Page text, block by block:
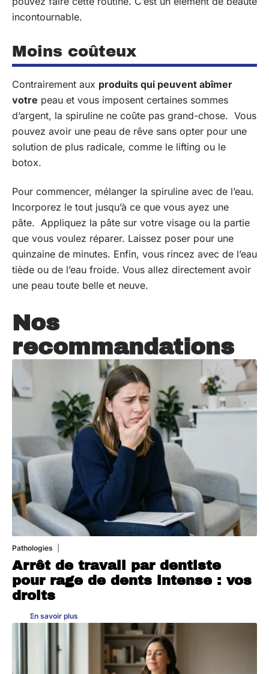
incontournable.
Moins coûteux
Contrairement aux produits qui peuvent abîmer
votre peau et vous imposent certaines sommes
d’argent, la spiruline ne coûte pas grand-chose. Vous
pouvez avoir une peau de rêve sans opter pour une
solution de plus radicale, comme le lifting ou le
botox.
Pour commencer, mélanger la spiruline avec de l’eau.
Incorporez le tout jusqu’à ce que vous ayez une
pâte. Appliquez la pâte sur votre visage ou la partie
que vous voulez réparer. Laissez poser pour une
quinzaine de minutes. Enfin, vous rincez avec de l’eau
tiède ou de l’eau froide. Vous allez directement avoir
une peau toute belle et neuve.
Nos
recommandations
Pathologies
Arrêt de travail par dentiste
pour rage de dents intense : vos
droits
En savoir plus